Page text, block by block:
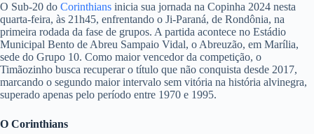
O Sub-20 do Corinthians inicia sua jornada na Copinha 2024 nesta
quarta-feira, às 21h45, enfrentando o Ji-Paraná, de Rondônia, na
primeira rodada da fase de grupos. A partida acontece no Estádio
Municipal Bento de Abreu Sampaio Vidal, o Abreuzão, em Marília,
sede do Grupo 10. Como maior vencedor da competição, o
Timãozinho busca recuperar o título que não conquista desde 2017,
marcando o segundo maior intervalo sem vitória na história alvinegra,
superado apenas pelo período entre 1970 e 1995.
O Corinthians